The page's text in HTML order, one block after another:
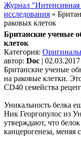
Журнал "Интенсивная
исследования »
раковых клеток
Британские ученые
клеток
Категория:
автор: Doc |
Британские ученые
на раковые клетки.
CD40 семейства
Уникальность белка
Ник Георгопулос из
утверждают, что
канцерогенеза, меняя